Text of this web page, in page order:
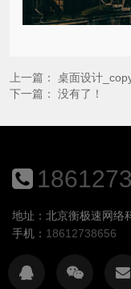
上一篇： 桌面设计
下一篇： 没有了！
地址：北京衡极速网络
手机： 18612738656